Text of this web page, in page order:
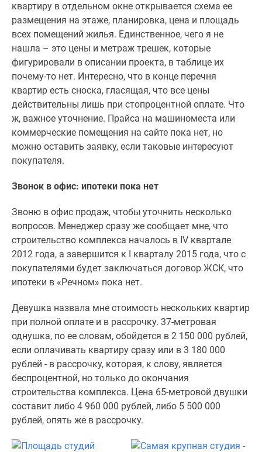
Готовые
коттеджные
поселки
Строящиеся
коттеджные
поселки
Коттеджные
поселки
леса
Коттеджные
поселки
водоема
поселки
ипотеку
Бизнес-
центры
Коттеджи
ипотека
Скидки
акции
Макс
Рассрочка
квартиру в отдельном окне открывается схема ее
размещения на этаже, планировка, цена и площадь
всех помещений жилья. Единственное, чего я не
нашла – это цены и метраж трешек, которые
фигурировали в описании проекта, в таблице их
почему-то нет. Интересно, что в конце перечня
квартир есть сноска, гласящая, что все цены
действительны лишь при стопроцентной оплате. Что
ж, важное уточнение. Прайса на машиноместа или
коммерческие помещения на сайте пока нет, но
можно оставить заявку, если таковые интересуют
покупателя.
Звонок в офис: ипотеки пока нет
Звоню в офис продаж, чтобы уточнить несколько
вопросов. Менеджер сразу же сообщает мне, что
строительство комплекса началось в IV квартале
2012 года, а завершится к I кварталу 2015 года, что с
покупателями будет заключаться договор ЖСК, что
ипотеки в «Речном» пока нет.
Девушка назвала мне стоимость нескольких квартир
при полной оплате и в рассрочку. 37-метровая
однушка, по ее словам, обойдется в 2 150 000 рублей,
если оплачивать квартиру сразу или в 3 180 000
рублей - в рассрочку, которая, к слову, является
беспроцентной, но только до окончания
строительства комплекса. Цена 65-метровой двушки
составит либо 4 960 000 рублей, либо 5 500 000
рублей, опять же в рассрочку.